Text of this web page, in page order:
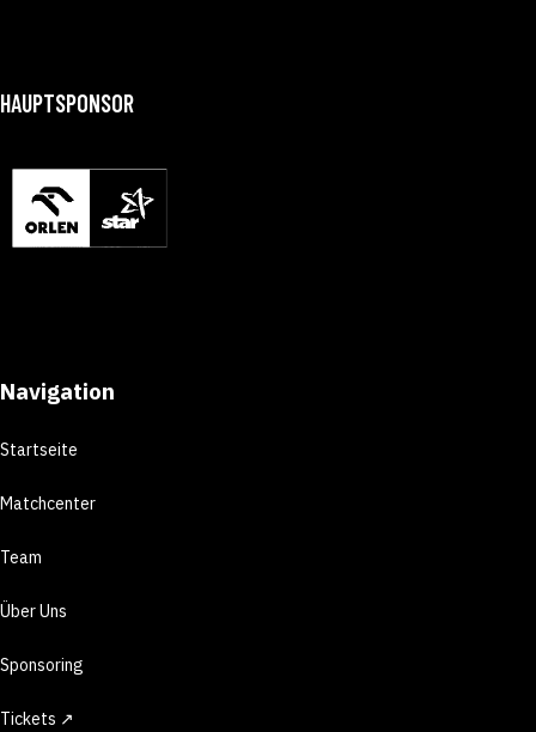
HAUPTSPONSOR
Navigation
Startseite
Matchcenter
Team
Über Uns
Sponsoring
Tickets ↗